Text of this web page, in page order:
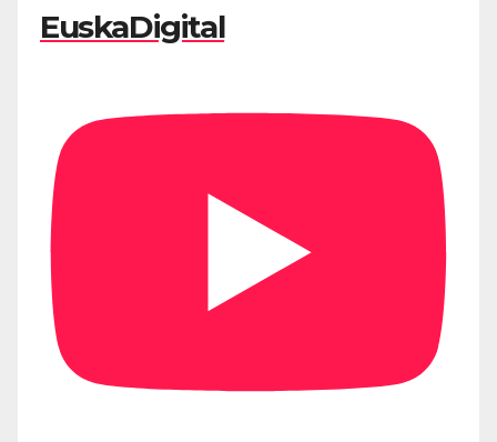
EuskaDigital